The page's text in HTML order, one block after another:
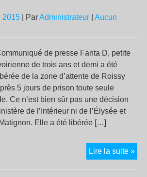
2015 | ParAdministrateur
Aucun
de presse Fanta D, petite
de trois ans et demi a été
de la zone d’attente de Roissy
5 jours de prison toute seule
Ce n’est bien sûr pas une décision
de l’Intérieur ni de l’Élysée et
Elle a été libérée […]
Lire la suite »
une